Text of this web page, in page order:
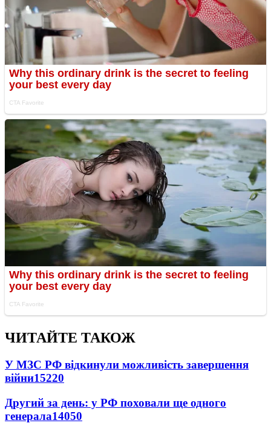
ЧИТАЙТЕ ТАКОЖ
У МЗС РФ відкинули можливість завершення
війни15220
Другий за день: у РФ поховали ще одного
генерала14050